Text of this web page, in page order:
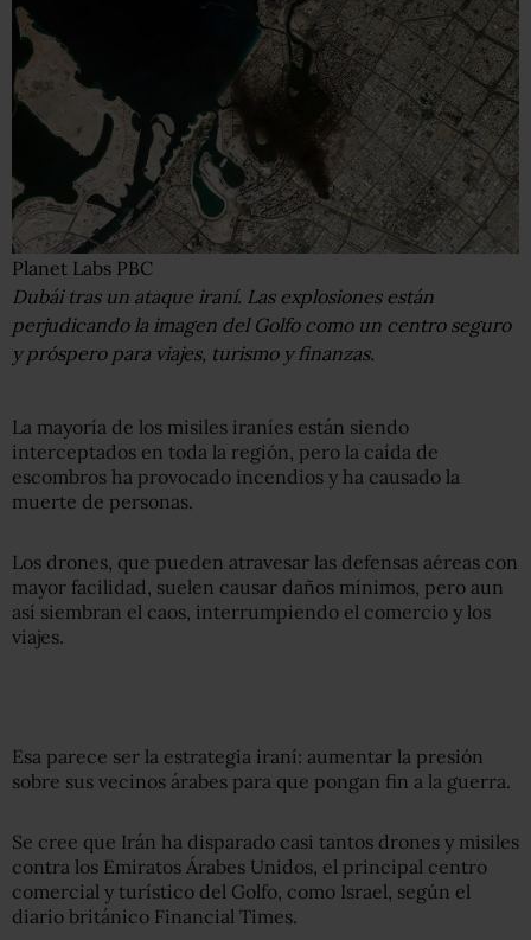
Planet Labs PBC
Dubái tras un ataque iraní. Las explosiones están
perjudicando la imagen del Golfo como un centro seguro
y próspero para viajes, turismo y finanzas.
La mayoría de los misiles iraníes están siendo
interceptados en toda la región, pero la caída de
escombros ha provocado incendios y ha causado la
muerte de personas.
Los drones, que pueden atravesar las defensas aéreas con
mayor facilidad, suelen causar daños mínimos, pero aun
así siembran el caos, interrumpiendo el comercio y los
viajes.
Esa parece ser la estrategia iraní: aumentar la presión
sobre sus vecinos árabes para que pongan fin a la guerra.
Se cree que Irán ha disparado casi tantos drones y misiles
contra los Emiratos Árabes Unidos, el principal centro
comercial y turístico del Golfo, como Israel, según el
diario británico Financial Times.